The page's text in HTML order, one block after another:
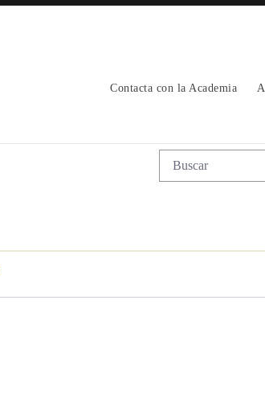
Contacta con la Academia
Búsqueda web